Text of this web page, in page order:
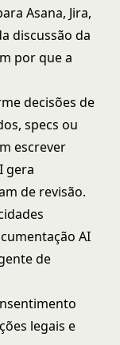
Asana, Jira,
discussão da
por que a
decisões de
specs ou
escrever
gera
de revisão.
AI
de
legais e